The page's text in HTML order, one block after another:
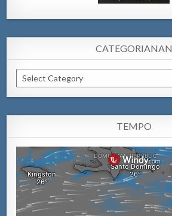
CATEGORIANAN
Categorianan
TEMPO